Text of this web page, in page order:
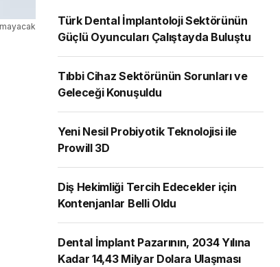
Türk Dental İmplantoloji Sektörünün
Güçlü Oyuncuları Çalıştayda Buluştu
Tıbbi Cihaz Sektörünün Sorunları ve
Geleceği Konuşuldu
Yeni Nesil Probiyotik Teknolojisi ile
Prowill 3D
Diş Hekimliği Tercih Edecekler için
Kontenjanlar Belli Oldu
Dental İmplant Pazarının, 2034 Yılına
Kadar 14,43 Milyar Dolara Ulaşması